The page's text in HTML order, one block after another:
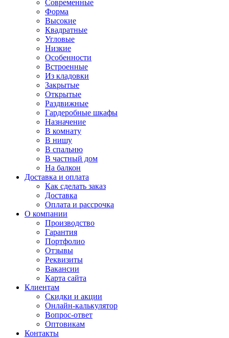
Современные
Форма
Высокие
Квадратные
Угловые
Низкие
Особенности
Встроенные
Из кладовки
Закрытые
Открытые
Раздвижные
Гардеробные шкафы
Назначение
В комнату
В нишу
В спальню
В частный дом
На балкон
Доставка и оплата
Как сделать заказ
Доставка
Оплата и рассрочка
О компании
Производство
Гарантия
Портфолио
Отзывы
Реквизиты
Вакансии
Карта сайта
Клиентам
Скидки и акции
Онлайн-калькулятор
Вопрос-ответ
Оптовикам
Контакты